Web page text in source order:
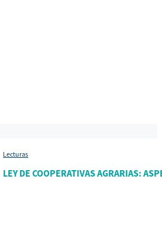
Lecturas
LEY DE COOPERATIVAS AGRARIAS: